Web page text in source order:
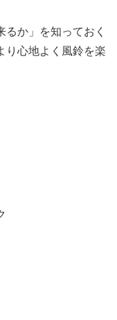
るか」を知っておく
り心地よく風鈴を楽